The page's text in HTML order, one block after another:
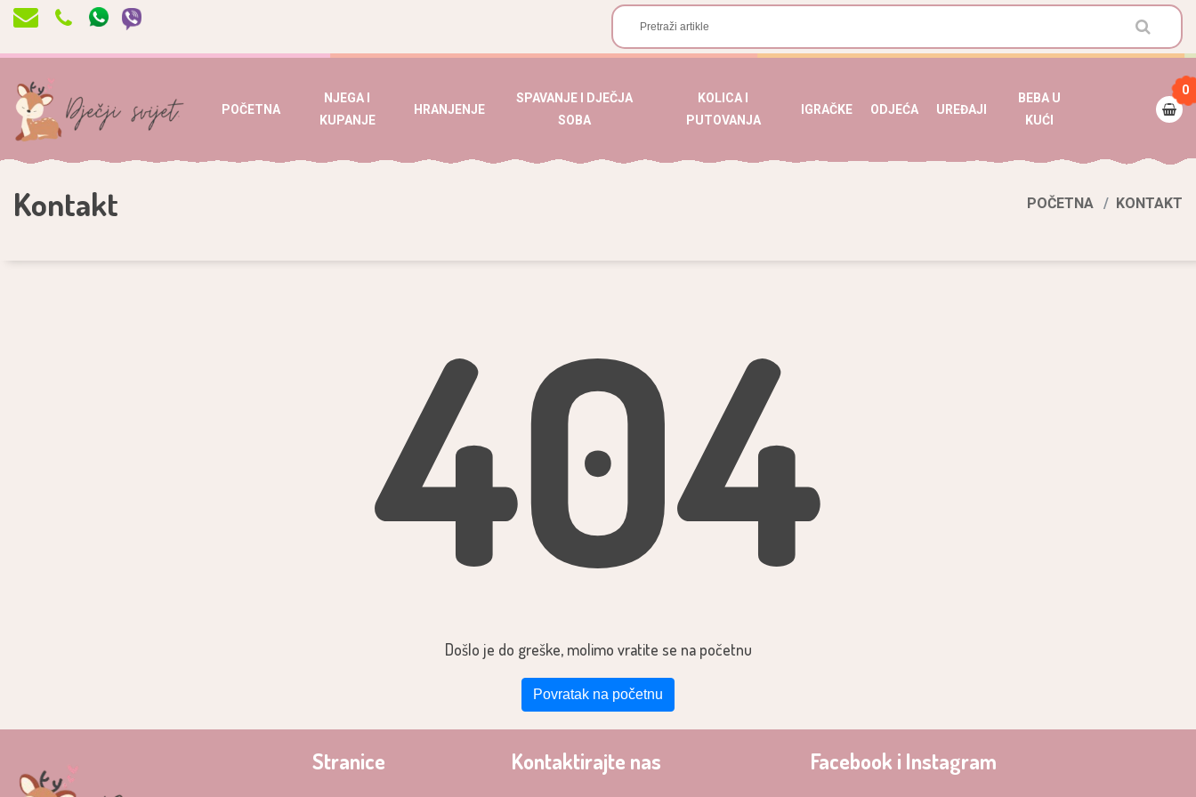
POČETNA
NJEGA I
KUPANJE
HRANJENJE
SPAVANJE I DJEČJA
SOBA
KOLICA I
PUTOVANJA
IGRAČKE ODJEĆA UREĐAJI
BEBA U
KUĆI
0
Kontakt POČETNA KONTAKT
404
Došlo je do greške, molimo vratite se na početnu
Povratak na početnu
Stranice Kontaktirajte nas Facebook i Instagram